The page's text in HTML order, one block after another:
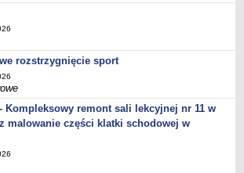
rozstrzygnięcie sport
Kompleksowy remont sali lekcyjnej nr 11 w
malowanie części klatki schodowej w